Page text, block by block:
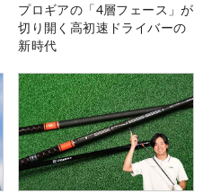
プロギアの「4層フェース」が
切り開く高初速ドライバーの
新時代